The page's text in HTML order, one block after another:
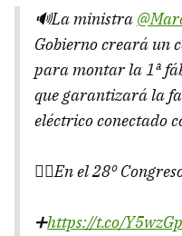
🔊La ministra
Gobierno creará un
para montar la 1ª
que garantizará la
eléctrico conectado
👉🏻En el 28º
➕https://t.co/